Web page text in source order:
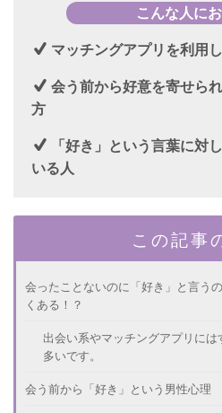
こんな人に
マッチングアプリを利用
会う前から好意を寄せら
方
「好き」という言葉に対
いる人
この記事
会ったことないのに「好き」と言う
くある！？
出会い系やマッチングアプリに
多いです。
会う前から「好き」という男性心理